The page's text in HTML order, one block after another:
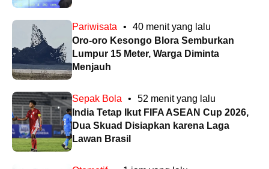
Pariwisata •
40 menit yang lalu
Oro-oro Kesongo Blora Semburkan
Lumpur 15 Meter, Warga Diminta
Menjauh
Sepak Bola •
52 menit yang lalu
India Tetap Ikut FIFA ASEAN Cup 2026,
Dua Skuad Disiapkan karena Laga
Lawan Brasil